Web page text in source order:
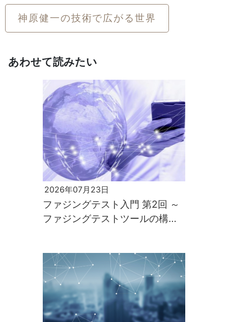
神原健一の技術で広がる世界
あわせて読みたい
2026年07月23日
ファジングテスト入門 第2回 ～
ファジングテストツールの構築